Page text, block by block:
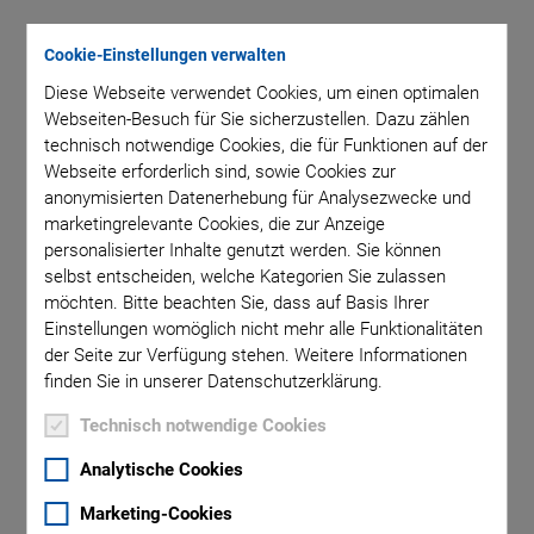
Cookie-Einstellungen verwalten
Diese Webseite verwendet Cookies, um einen optimalen
Webseiten-Besuch für Sie sicherzustellen. Dazu zählen
technisch notwendige Cookies, die für Funktionen auf der
Webseite erforderlich sind, sowie Cookies zur
anonymisierten Datenerhebung für Analysezwecke und
marketingrelevante Cookies, die zur Anzeige
personalisierter Inhalte genutzt werden. Sie können
selbst entscheiden, welche Kategorien Sie zulassen
möchten. Bitte beachten Sie, dass auf Basis Ihrer
Einstellungen womöglich nicht mehr alle Funktionalitäten
der Seite zur Verfügung stehen. Weitere Informationen
finden Sie in unserer Datenschutzerklärung.
Technisch notwendige Cookies
Analytische Cookies
Marketing-Cookies
Kategorie:
Technologie
Präzision und Innovation in der
modernen Reproduktionsmedizin